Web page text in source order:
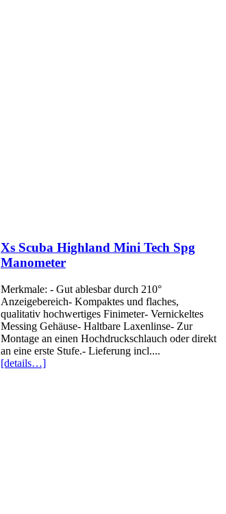
Xs Scuba Highland Mini Tech Spg
Manometer
Merkmale: - Gut ablesbar durch 210°
Anzeigebereich- Kompaktes und flaches,
qualitativ hochwertiges Finimeter- Vernickeltes
Messing Gehäuse- Haltbare Laxenlinse- Zur
Montage an einen Hochdruckschlauch oder direkt
an eine erste Stufe.- Lieferung incl....
[details…]